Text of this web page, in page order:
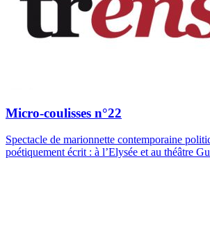
Micro-coulisses n°22
Spectacle de marionnette contemporaine
poétiquement écrit : à l’Elysée et au théâtre